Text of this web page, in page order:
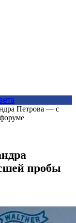
Петрова — с
пробы